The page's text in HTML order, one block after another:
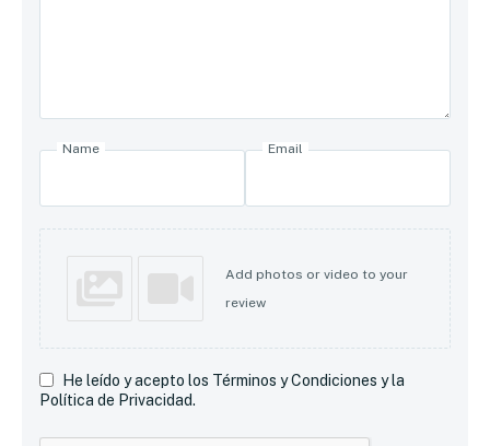
Name Email
Add photos or video to your
review
He leído y acepto los Términos y Condiciones y la
Política de Privacidad.